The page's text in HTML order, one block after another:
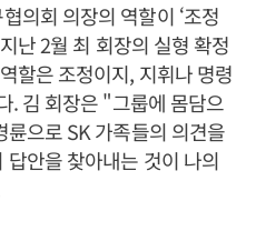
의회 의장의 역할이 ‘조정
난 2월 최 회장의 실형 확정
할은 조정이지, 지휘나 명령
. 김 회장은 "그룹에 몸담으
으로 SK 가족들의 의견을
안을 찾아내는 것이 나의